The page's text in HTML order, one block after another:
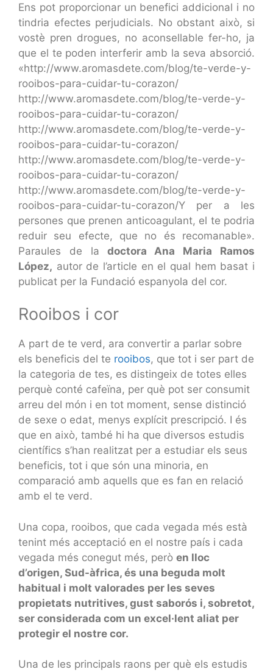
Ens pot proporcionar un benefici addicional i no
tindria efectes perjudicials. No obstant això, si
vostè pren drogues, no aconsellable fer-ho, ja
que el te poden interferir amb la seva absorció.
«http://www.aromasdete.com/blog/te-verde-y-
rooibos-para-cuidar-tu-corazon/
http://www.aromasdete.com/blog/te-verde-y-
rooibos-para-cuidar-tu-corazon/
http://www.aromasdete.com/blog/te-verde-y-
rooibos-para-cuidar-tu-corazon/
http://www.aromasdete.com/blog/te-verde-y-
rooibos-para-cuidar-tu-corazon/
http://www.aromasdete.com/blog/te-verde-y-
rooibos-para-cuidar-tu-corazon/Y per a les
persones que prenen anticoagulant, el te podria
reduir seu efecte, que no és recomanable».
Paraules de la doctora Ana Maria Ramos
López, autor de l’article en el qual hem basat i
publicat per la Fundació espanyola del cor.
Rooibos i cor
A part de te verd, ara convertir a parlar sobre
els beneficis del te rooibos, que tot i ser part de
la categoria de tes, es distingeix de totes elles
perquè conté cafeïna, per què pot ser consumit
arreu del món i en tot moment, sense distinció
de sexe o edat, menys explícit prescripció. I és
que en això, també hi ha que diversos estudis
científics s’han realitzat per a estudiar els seus
beneficis, tot i que són una minoria, en
comparació amb aquells que es fan en relació
amb el te verd.
Una copa, rooibos, que cada vegada més està
tenint més acceptació en el nostre país i cada
vegada més conegut més, però en lloc
d’origen, Sud-àfrica, és una beguda molt
habitual i molt valorades per les seves
propietats nutritives, gust saborós i, sobretot,
ser considerada com un excel·lent aliat per
protegir el nostre cor.
Una de les principals raons per què els estudis